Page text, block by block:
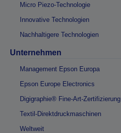
Micro Piezo-Technologie
Innovative Technologien
Nachhaltigere Technologien
Unternehmen
Management Epson Europa
Epson Europe Electronics
Digigraphie® Fine-Art-Zertifizierung
Textil-Direktdruckmaschinen
Weltweit